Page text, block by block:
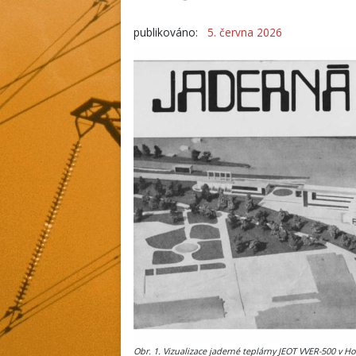
publikováno: 5. června 2026
Obr. 1. Vizualizace jaderné teplárny JEOT VVER-500